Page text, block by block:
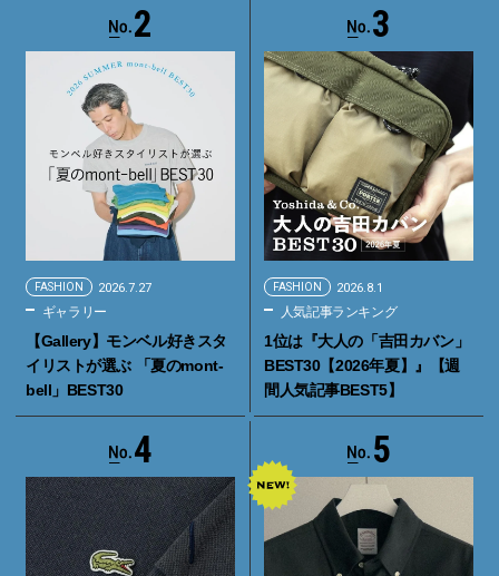
2
FASHION 2026.7.27
ギャラリー
【Gallery】モンベル好きスタ
イリストが選ぶ 「夏のmont-
bell」BEST30
3
FASHION 2026.8.1
人気記事ランキング
1位は『大人の「吉田カバン」
BEST30【2026年夏】』【週
間人気記事BEST5】
4 5